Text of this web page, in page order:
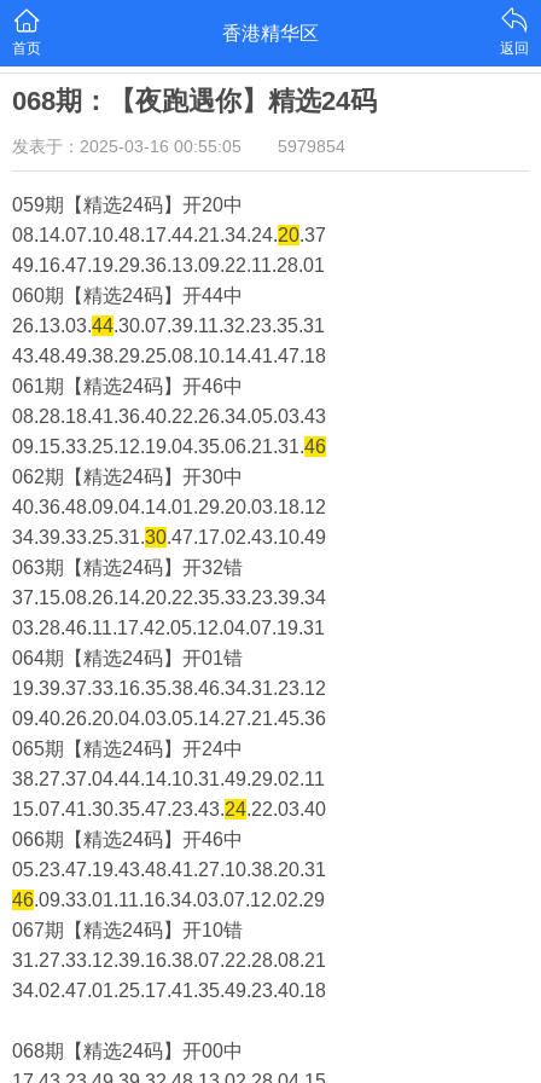
首页
香港精华区
返回
068期：【夜跑遇你】精选24码
发表于：2025-03-16 00:55:05 5979854
059期【精选24码】开20中
08.14.07.10.48.17.44.21.34.24.20.37
49.16.47.19.29.36.13.09.22.11.28.01
060期【精选24码】开44中
26.13.03.44.30.07.39.11.32.23.35.31
43.48.49.38.29.25.08.10.14.41.47.18
061期【精选24码】开46中
08.28.18.41.36.40.22.26.34.05.03.43
09.15.33.25.12.19.04.35.06.21.31.46
062期【精选24码】开30中
40.36.48.09.04.14.01.29.20.03.18.12
34.39.33.25.31.30.47.17.02.43.10.49
063期【精选24码】开32错
37.15.08.26.14.20.22.35.33.23.39.34
03.28.46.11.17.42.05.12.04.07.19.31
064期【精选24码】开01错
19.39.37.33.16.35.38.46.34.31.23.12
09.40.26.20.04.03.05.14.27.21.45.36
065期【精选24码】开24中
38.27.37.04.44.14.10.31.49.29.02.11
15.07.41.30.35.47.23.43.24.22.03.40
066期【精选24码】开46中
05.23.47.19.43.48.41.27.10.38.20.31
46.09.33.01.11.16.34.03.07.12.02.29
067期【精选24码】开10错
31.27.33.12.39.16.38.07.22.28.08.21
34.02.47.01.25.17.41.35.49.23.40.18
068期【精选24码】开00中